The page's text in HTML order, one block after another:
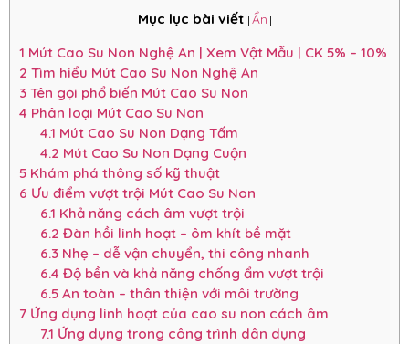
Mục lục bài viết [Ẩn]
1 Mút Cao Su Non Nghệ An | Xem Vật Mẫu | CK 5% – 10%
2 Tìm hiểu Mút Cao Su Non Nghệ An
3 Tên gọi phổ biến Mút Cao Su Non
4 Phân loại Mút Cao Su Non
4.1 Mút Cao Su Non Dạng Tấm
4.2 Mút Cao Su Non Dạng Cuộn
5 Khám phá thông số kỹ thuật
6 Ưu điểm vượt trội Mút Cao Su Non
6.1 Khả năng cách âm vượt trội
6.2 Đàn hồi linh hoạt – ôm khít bề mặt
6.3Nhẹ – dễ vận chuyển, thi công nhanh
6.4 Độ bền và khả năng chống ẩm vượt trội
6.5An toàn – thân thiện với môi trường
7 Ứng dụng linh hoạt của cao su non cách âm
7.1 Ứng dụng trong công trình dân dụng